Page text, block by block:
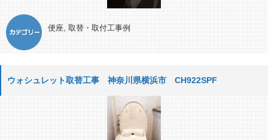
便座, 取替・取付工事例
ウォシュレット取替工事 神奈川県横浜市 CH922SPF